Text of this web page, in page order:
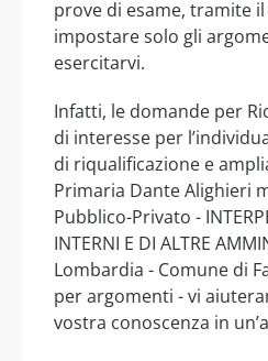
prove di esame, tramite
impostare solo gli
esercitarvi.
Infatti, le domande per
di interesse per
di riqualificazione e
Primaria Dante Alighieri
Pubblico-Privato -
INTERNI E DI ALTRE
Lombardia - Comune di
per argomenti - vi
vostra conoscenza in